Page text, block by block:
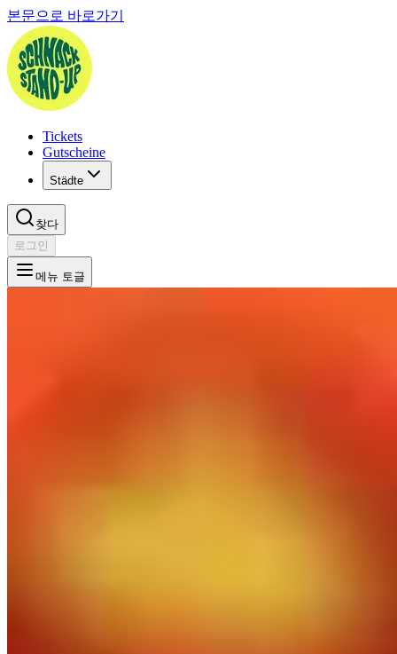
본문으로 바로가기
Tickets
Gutscheine
Städte
찾다
로그인
메뉴 토글